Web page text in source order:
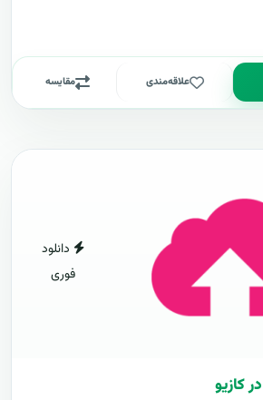
علاقه‌مندی مقایسه
دانلود
فوری
کازیو